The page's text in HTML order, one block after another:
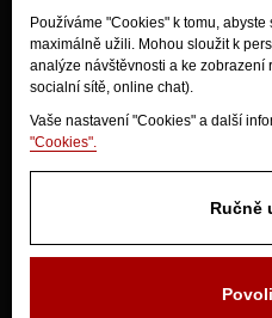
Používáme "Cookies" k tomu,
maximálně užili. Mohou sloužit k
analýze návštěvnosti a ke zobrazení
socialní sítě, online chat).
Vaše nastavení "Cookies" a další
"Cookies".
Ručně
Jak nakupovat?
Obchodní podmínky
Doprava
Odstoupení od kupní smlouvy